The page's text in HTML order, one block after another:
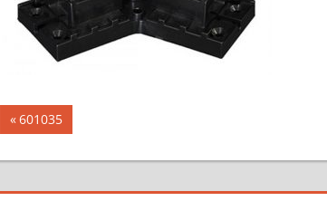
Beitragsnavigation
Vorheriger
601035